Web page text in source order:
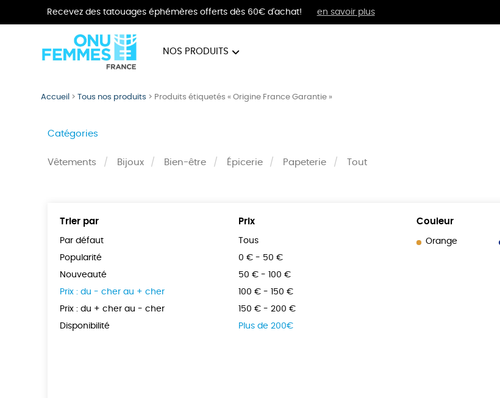
Recevez des tatouages éphémères offerts dès 60€ d'achat! en savoir plus
NOS PRODUITS
Accueil >Tous nos produits > Produits étiquetés « Origine France Garantie »
Catégories
Vêtements Bijoux Bien-être Épicerie Papeterie Tout
Trier par
Par défaut
Popularité
Nouveauté
Prix : du - cher au + cher
Prix : du + cher au - cher
Disponibilité
Prix
Tous
0 € - 50 €
50 € - 100 €
100 € - 150 €
150 € - 200 €
Plus de 200€
Couleur
Orange